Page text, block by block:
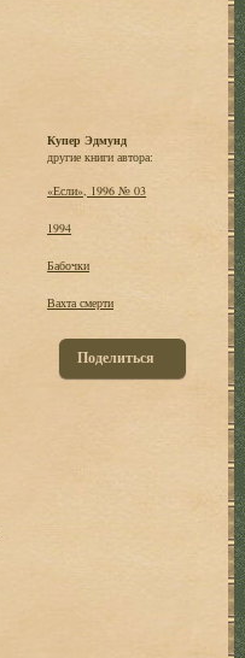
Купер Эдмунд
другие книги автора:
«Если», 1996 № 03
1994
Бабочки
Вахта смерти
Поделиться